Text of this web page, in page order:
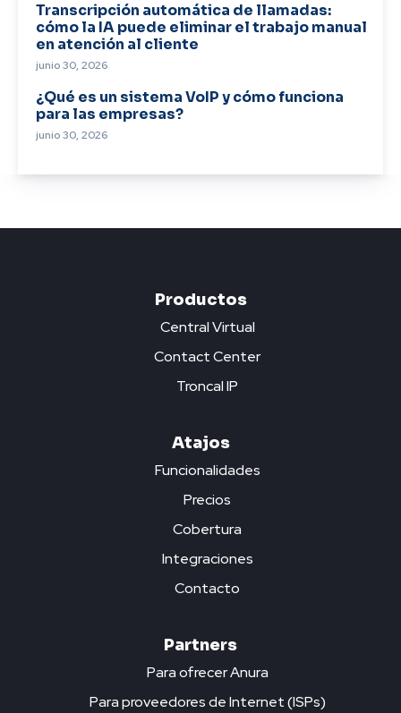
Transcripción automática de llamadas:
cómo la IA puede eliminar el trabajo manual
en atención al cliente
junio 30, 2026
¿Qué es un sistema VoIP y cómo funciona
para las empresas?
junio 30, 2026
Productos
Central Virtual
Contact Center
Troncal IP
Atajos
Funcionalidades
Precios
Cobertura
Integraciones
Contacto
Partners
Para ofrecer Anura
Para proveedores de Internet (ISPs)